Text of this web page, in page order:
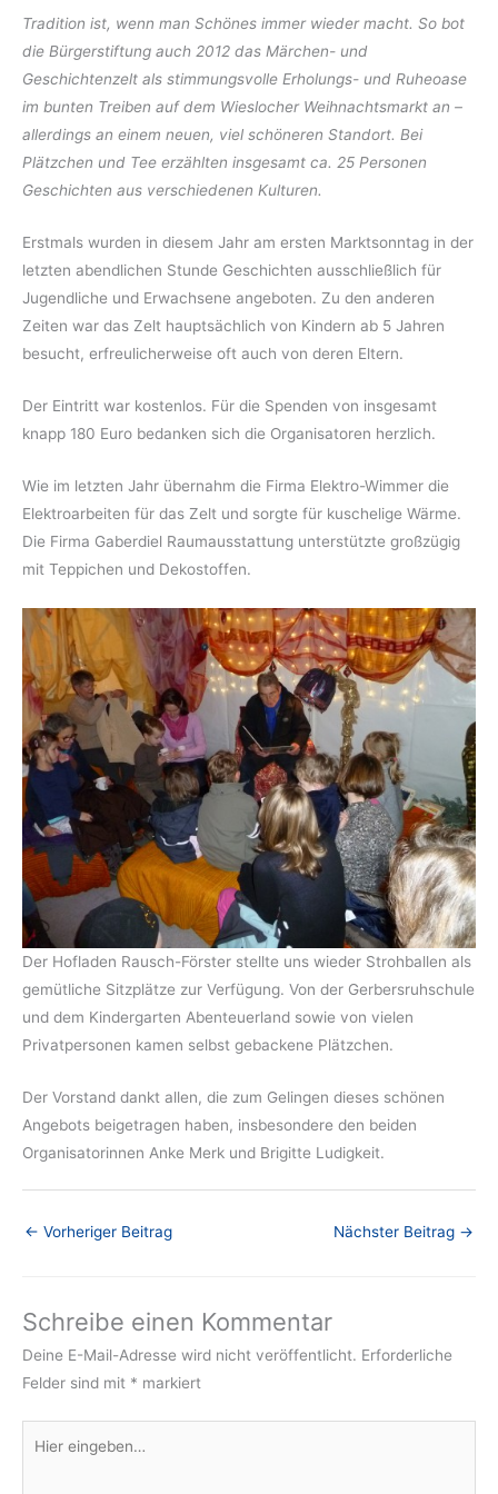
Tradition ist, wenn man Schönes immer wieder macht. So bot
die Bürgerstiftung auch 2012 das Märchen- und
Geschichtenzelt als stimmungsvolle Erholungs- und Ruheoase
im bunten Treiben auf dem Wieslocher Weihnachtsmarkt an –
allerdings an einem neuen, viel schöneren Standort. Bei
Plätzchen und Tee erzählten insgesamt ca. 25 Personen
Geschichten aus verschiedenen Kulturen.
Erstmals wurden in diesem Jahr am ersten Marktsonntag in der
letzten abendlichen Stunde Geschichten ausschließlich für
Jugendliche und Erwachsene angeboten. Zu den anderen
Zeiten war das Zelt hauptsächlich von Kindern ab 5 Jahren
besucht, erfreulicherweise oft auch von deren Eltern.
Der Eintritt war kostenlos. Für die Spenden von insgesamt
knapp 180 Euro bedanken sich die Organisatoren herzlich.
Wie im letzten Jahr übernahm die Firma Elektro-Wimmer die
Elektroarbeiten für das Zelt und sorgte für kuschelige Wärme.
Die Firma Gaberdiel Raumausstattung unterstützte großzügig
mit Teppichen und Dekostoffen.
Der Hofladen Rausch-Förster stellte uns wieder Strohballen als
gemütliche Sitzplätze zur Verfügung. Von der Gerbersruhschule
und dem Kindergarten Abenteuerland sowie von vielen
Privatpersonen kamen selbst gebackene Plätzchen.
Der Vorstand dankt allen, die zum Gelingen dieses schönen
Angebots beigetragen haben, insbesondere den beiden
Organisatorinnen Anke Merk und Brigitte Ludigkeit.
← Vorheriger Beitrag Nächster Beitrag →
Schreibe einen Kommentar
Deine E-Mail-Adresse wird nicht veröffentlicht. Erforderliche
Felder sind mit * markiert
eingeben…